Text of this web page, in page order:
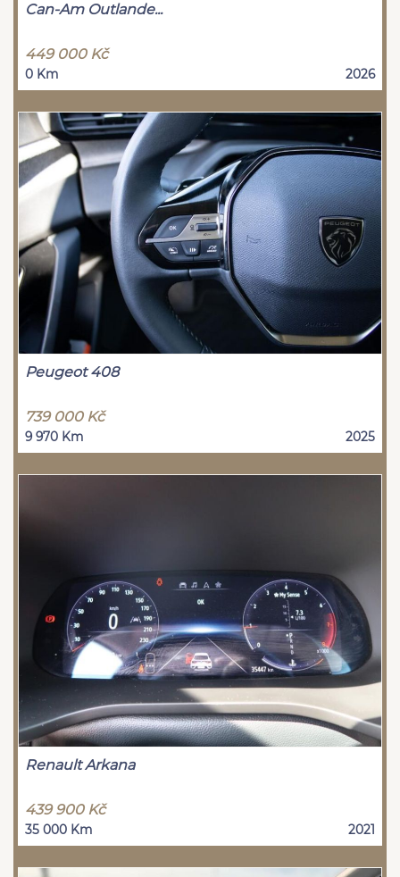
Can-Am Outlande...
449 000 Kč
0 Km 2026
Peugeot 408
739 000 Kč
9 970 Km 2025
Renault Arkana
439 900 Kč
35 000 Km 2021